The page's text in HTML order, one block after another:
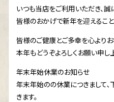
いつも当店をご利用いただき、誠
皆様のおかげで新年を迎えるこ
皆様のご健康とご多幸を心よりお
本年もどうぞよろしくお願い申し
年末年始休業のお知らせ
年末年始のの休業につきまして
きます。